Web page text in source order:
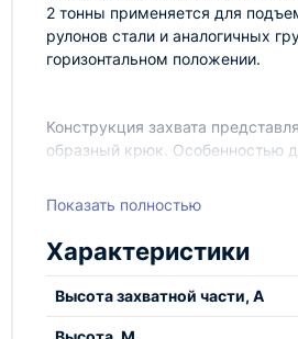
2 тонны применяется для
рулонов стали и аналогичных
горизонтальном положении.
Конструкция захвата
образный крюк. Особенностью
полностью из металла. Захват
грузоподъемного механизма
крана), что значительно снижает
Показать полностью
Характеристики
Высота захватной части, А